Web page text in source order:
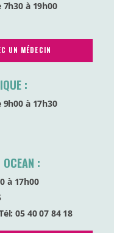
à 19h00
UN MÉDECIN
:
à 17h30
:
à 17h00
05 40 07 84 18